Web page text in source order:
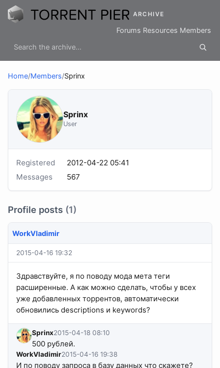
ARCHIVE
Forums Resources Members
Home/Members/Sprinx
Sprinx
User
Registered
2012-04-22 05:41
Messages
567
Profile posts (1)
WorkVladimir
2015-04-16 19:32
Здравствуйте, я по поводу мода мета теги
расширенные. А как можно сделать, чтобы у всех
уже добавленных торрентов, автоматически
обновились descriptions и keywords?
Sprinx2015-04-18 08:10
500 рублей.
WorkVladimir2015-04-16 19:38
И по поводу запроса в базу данных что скажете?